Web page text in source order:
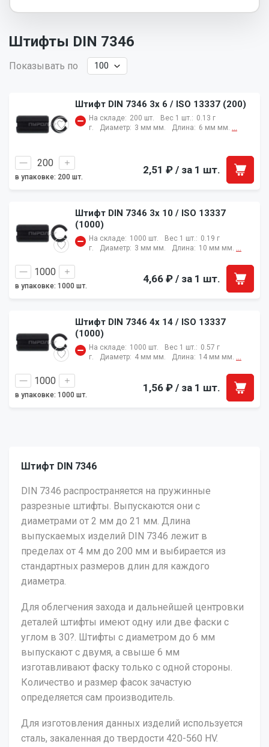
Штифты DIN 7346
Показывать по
Штифт DIN 7346 3x 6 / ISO 13337 (200)
На складе: 200 шт. Вес 1 шт.: 0.13 г
г.
Диаметр: 3 мм мм. Длина: 6 мм мм. ...
в упаковке: 200 шт.
2,51 ₽ / за 1 шт.
Штифт DIN 7346 3x 10 / ISO 13337
(1000)
На складе: 1000 шт. Вес 1 шт.: 0.19 г
г.
Диаметр: 3 мм мм. Длина: 10 мм мм. ...
в упаковке: 1000 шт.
4,66 ₽ / за 1 шт.
Штифт DIN 7346 4x 14 / ISO 13337
(1000)
На складе: 1000 шт. Вес 1 шт.: 0.57 г
г.
Диаметр: 4 мм мм. Длина: 14 мм мм. ...
в упаковке: 1000 шт.
1,56 ₽ / за 1 шт.
Штифт DIN 7346
DIN 7346 распространяется на пружинные
разрезные штифты. Выпускаются они с
диаметрами от 2 мм до 21 мм. Длина
выпускаемых изделий DIN 7346 лежит в
пределах от 4 мм до 200 мм и выбирается из
стандартных размеров длин для каждого
диаметра.
Для облегчения захода и дальнейшей центровки
деталей штифты имеют одну или две фаски с
углом в 30?. Штифты с диаметром до 6 мм
выпускают с двумя, а свыше 6 мм
изготавливают фаску только с одной стороны.
Количество и размер фасок зачастую
определяется сам производитель.
Для изготовления данных изделий используется
сталь, закаленная до твердости 420-560 HV.